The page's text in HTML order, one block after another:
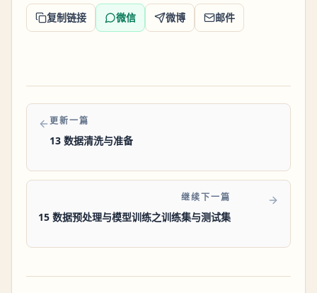
复制链接 微信 微博 邮件
更新一篇
13 数据清洗与准备
继续下一篇
15 数据预处理与模型训练之训练集与测试集